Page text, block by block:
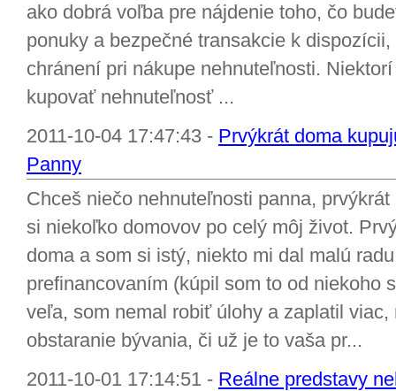
ako dobrá voľba pre nájdenie toho, čo
ponuky a bezpečné transakcie k
chránení pri nákupe nehnuteľnosti.
kupovať nehnuteľnosť ...
2011-10-04 17:47:43 - Prvýkrát doma
Panny
Chceš niečo nehnuteľnosti panna,
si niekoľko domovov po celý môj život.
doma a som si istý, niekto mi dal malú
prefinancovaním (kúpil som to od niekoho
veľa, som nemal robiť úlohy a zaplatil
obstaranie bývania, či už je to vaša pr...
2011-10-01 17:14:51 - Reálne predstavy